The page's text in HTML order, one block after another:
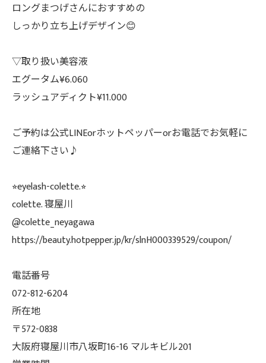
ロングまつげさんにおすすめの
しっかり立ち上げデザイン😊
▽取り扱い美容液
エグータム¥6.060
ラッシュアディクト¥11.000
ご予約は公式LINEorホットペッパーorお電話でお気軽に
ご連絡下さい♪
⭐︎eyelash-colette.⭐︎
colette. 寝屋川
@colette_neyagawa
https://beauty.hotpepper.jp/kr/slnH000339529/coupon/
電話番号
072-812-6204
所在地
〒572-0838
大阪府寝屋川市八坂町16-16 マルキビル201